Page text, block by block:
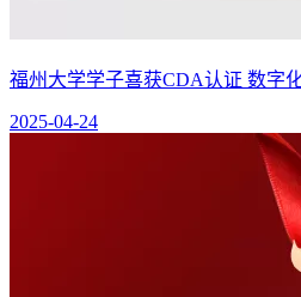
福州大学学子喜获CDA认证 数字
2025-04-24